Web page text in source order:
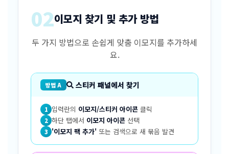
02이모지 찾기 및 추가 방법
두 가지 방법으로 손쉽게 맞춤 이모지를 추가하세
요.
방법 A 스티커 패널에서 찾기
1 입력란의 이모지/스티커 아이콘 클릭
2 하단 탭에서 이모지 아이콘 선택
3 '이모지 팩 추가' 또는 검색으로 새 묶음 발견